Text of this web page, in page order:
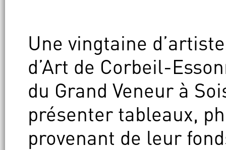
Une vingtaine
d’Art de Corbeil-
du Grand Veneur à
présenter tableaux,
provenant de leur